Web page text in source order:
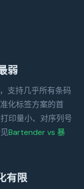
弱
支持几乎所有条码
化标签方案的首
印量小、对序列号
Bartender vs 暴
有限